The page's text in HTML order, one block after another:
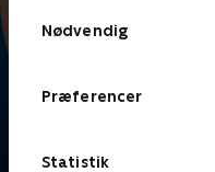
Nødvendig
Præferencer
Statistik